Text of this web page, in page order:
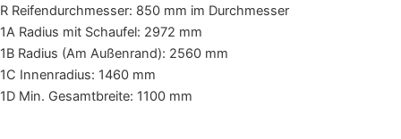
R Reifendurchmesser: 850 mm im Durchmesser
1A Radius mit Schaufel: 2972 mm
1B Radius (Am Außenrand): 2560 mm
1C Innenradius: 1460 mm
1D Min. Gesamtbreite: 1100 mm